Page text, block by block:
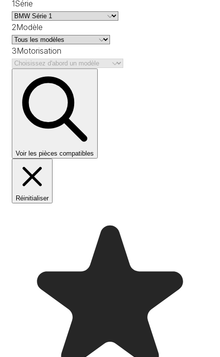
1Série
2Modèle
3Motorisation
Voir les pièces compatibles
Réinitialiser